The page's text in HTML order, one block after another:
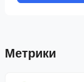
Метрики